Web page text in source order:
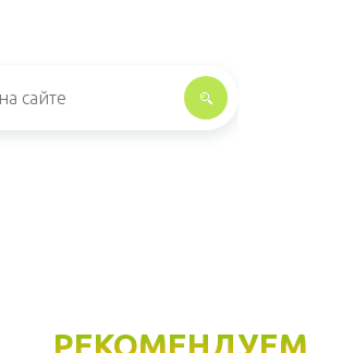
РЕКОМЕНДУЕМ